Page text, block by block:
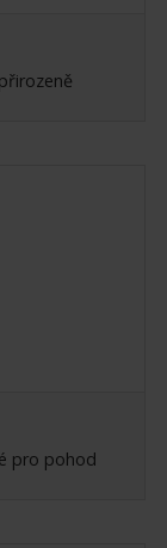
pro pohod